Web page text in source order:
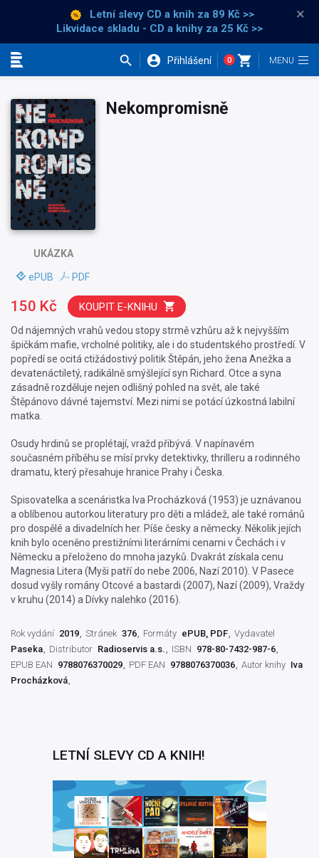
Letní slevy CD a knih za 89 Kč >>
Likvidace skladu - CD a knihy za 25 Kč >>
×
Přihlášení 0
UKÁZKA
ePUB PDF
Nekompromisně
Od nájemných vrahů vedou stopy strmě vzhůru až k nejvyšším
špičkám mafie, vrcholné politiky, ale i do studentského prostředí. V
popředí se ocitá ctižádostivý politik Štěpán, jeho žena Anežka a
devatenáctiletý, radikálně smýšlející syn Richard. Otce a syna
zásadně rozděluje nejen odlišný pohled na svět, ale také
Štěpánovo dávné tajemství. Mezi nimi se potácí úzkostná labilní
matka.
Osudy hrdinů se proplétají, vražd přibývá. V napínavém
současném příběhu se mísí prvky detektivky, thrilleru a rodinného
dramatu, který přesahuje hranice Prahy i Česka.
Spisovatelka a scenáristka Iva Procházková (1953) je uznávanou
a oblíbenou autorkou literatury pro děti a mládež, ale také románů
pro dospělé a divadelních her. Píše česky a německy. Několik jejích
knih bylo oceněno prestižními literárními cenami v Čechách i v
Německu a přeloženo do mnoha jazyků. Dvakrát získala cenu
Magnesia Litera (Myši patří do nebe 2006, Nazí 2010). V Pasece
dosud vyšly romány Otcové a bastardi (2007), Nazí (2009), Vraždy
v kruhu (2014) a Dívky nalehko (2016).
150 Kč KOUPIT E-KNIHU
Rok vydání 2019 Stránek 376 Formáty ePUB, PDF Vydavatel
Paseka
Distributor Radioservis a.s. ISBN 978-80-7432-987-6
EPUB EAN 9788076370029 PDF EAN 9788076370036 Autor knihy Iva
Procházková
LETNÍ SLEVY CD A KNIH!